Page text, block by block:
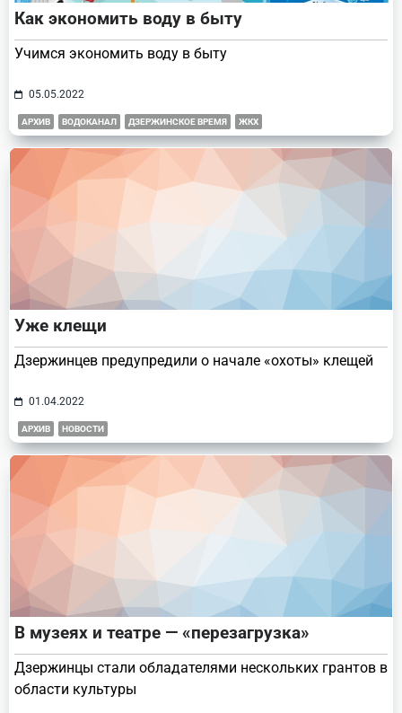
Как экономить воду в быту
Учимся экономить воду в быту
05.05.2022
АРХИВ ВОДОКАНАЛ ДЗЕРЖИНСКОЕ ВРЕМЯ ЖКХ
Уже клещи
Дзержинцев предупредили о начале «охоты» клещей
01.04.2022
АРХИВ НОВОСТИ
В музеях и театре — «перезагрузка»
Дзержинцы стали обладателями нескольких грантов в
области культуры